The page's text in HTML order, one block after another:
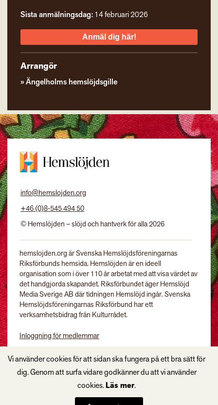
Sista anmälningsdag: 14 februari 2026
Anmäl dig här!
Arrangör
Ängelholms hemslöjdsgille
info@hemslojden.org
+46 (0)8-545 494 50
© Hemslöjden – slöjd och hantverk för alla 2026
hemslojden.org är Svenska Hemslöjdsföreningarnas
Riksförbunds hemsida. Hemslöjden är en ideell
organisation som i över 110 år arbetat med att visa värdet av
det handgjorda skapandet. Riksförbundet äger Hemslöjd
Media Sverige AB där tidningen Hemslöjd ingår. Svenska
Hemslöjdsföreningarnas Riksförbund har ett
verksamhetsbidrag från Kulturrådet.
Inloggning för medlemmar
Vi använder cookies för att sidan ska fungera på ett bra sätt för
dig. Genom att surfa vidare godkänner du att vi använder
cookies.Läs mer.